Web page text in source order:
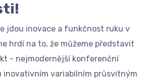
jdou inovace a funkčnost ruku v
hrdí na to, že můžeme představit
- nejmodernější konferenční
inovativním variabilním průsvitným